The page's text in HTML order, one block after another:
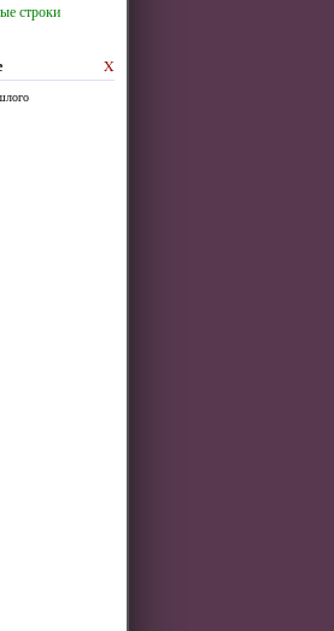
строки
X